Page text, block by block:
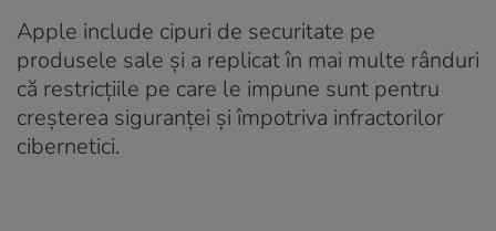
Apple include cipuri de securitate pe
produsele sale și a replicat în mai multe rânduri
că restricțiile pe care le impune sunt pentru
creșterea siguranței și împotriva infractorilor
cibernetici.